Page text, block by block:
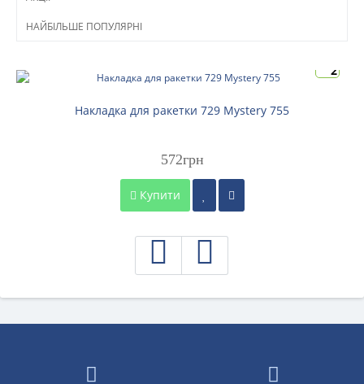
НАЙБІЛЬШЕ ПОПУЛЯРНІ
2
Накладка для ракетки 729 Mystery 755
572грн
Купити